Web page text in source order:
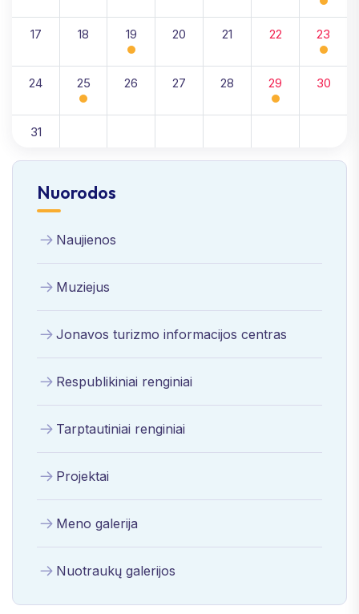
17 18 19 20 21 22 23
24 25 26 27 28 29 30
31
Nuorodos
Naujienos
Muziejus
Jonavos turizmo informacijos centras
Respublikiniai renginiai
Tarptautiniai renginiai
Projektai
Meno galerija
Nuotraukų galerijos